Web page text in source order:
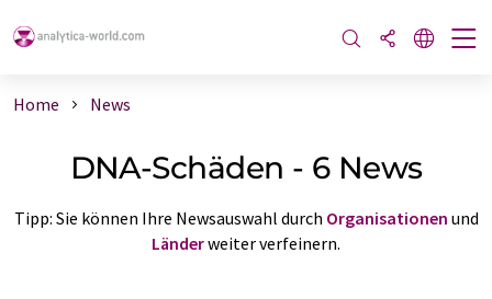
Home News
DNA-Schäden - 6 News
Tipp: Sie können Ihre Newsauswahl durch Organisationen und
Länderweiter verfeinern.